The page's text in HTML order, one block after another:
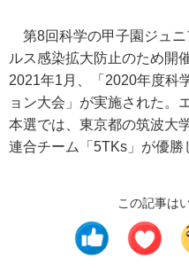
第8回科学の甲子園ジュニ
ルス感染拡大防止のため開
2021年1月、「2020年度科
ョン大会」が実施された。
本選では、東京都の筑波大
連合チーム「5TKs」が優勝
この記事は